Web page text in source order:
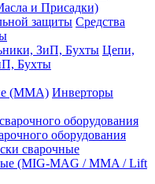
и Присадки)
Средства
Цепи,
Бухты
Инверторы
оборудования
сварочные